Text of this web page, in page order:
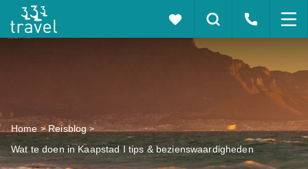
Home
Reisblog
Wat te doen in Kaapstad I tips & bezienswaardigheden